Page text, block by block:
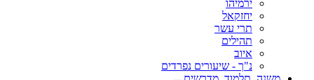
ירמיהו
יחזקאל
תרי עשר
תהילים
איוב
נ"ך - שיעורים נפרדים